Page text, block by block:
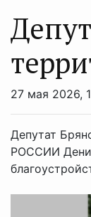
27 мая 2026,
Депутат
РОССИИ